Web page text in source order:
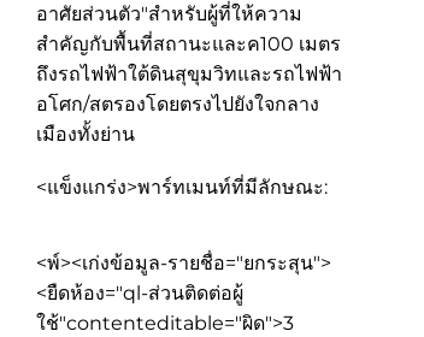
อาศัยส่วนตัว"สำหรับผู้ที่ให้ความ
สำคัญกับพื้นที่สถานะและค100 เมตร
ถึงรถไฟฟ้าใต้ดินสุขุมวิทและรถไฟฟ้า
อโศก/สตรองโดยตรงไปยังใจกลาง
เมืองทั้งย่าน
<แข็งแกร่ง>พาร์ทเมนท์ที่มีลักษณะ:
<พ์><เก่งข้อมูล-รายชื่อ="ยกระสุน">
<ยืดห้อง="ql-ส่วนติดต่อผู้
ใช้"contenteditable="ผิด">3